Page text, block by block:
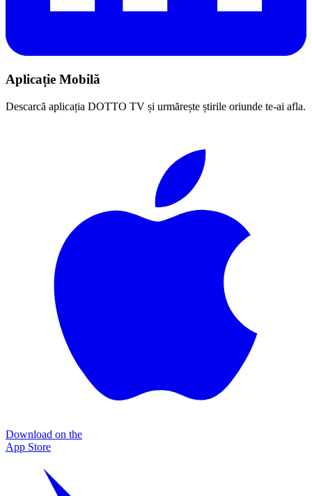
Aplicație Mobilă
Descarcă aplicația DOTTO TV și urmărește știrile oriunde te-ai afla.
Download on the
App Store